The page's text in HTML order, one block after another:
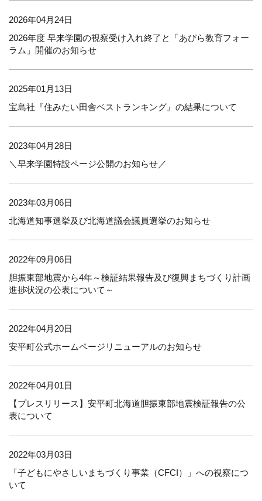
2026年04月24日
2026年度 早来学園の視察受け入れ終了と「あびら教育フォー
ラム」開催のお知らせ
2025年01月13日
宝島社『住みたい田舎ベストランキング』の結果について
2023年04月28日
＼早来学園特設ページ公開のお知らせ／
2023年03月06日
北海道知事選挙及び北海道議会議員選挙のお知らせ
2022年09月06日
胆振東部地震から4年～検証結果報告及び復興まちづくり計画
進捗状況の公表について～
2022年04月20日
安平町公式ホームページリニューアルのお知らせ
2022年04月01日
【プレスリリース】安平町北海道胆振東部地震検証報告の公
表について
2022年03月03日
「子どもにやさしいまちづくり事業（CFCI）」への視察につ
いて